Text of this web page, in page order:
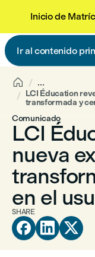
Inicio de
Ir al contenido

 ...
LCI Éducation
transformada y
Comunicado
LCI
nueva
en el
SHARE
  